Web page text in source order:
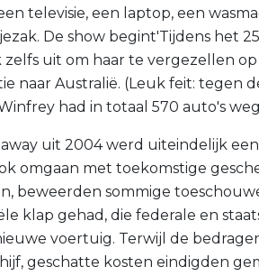
televisie, een laptop, een
De show begint'Tijdens het
uit om haar te vergezellen
naar Australië. (Leuk feit: tegen
had in totaal 570 auto's
uit 2004 werd uiteindelijk
omgaan met toekomstige
beweerden sommige
klap gehad, die federale en
voertuig. Terwijl de
geschatte kosten eindigden